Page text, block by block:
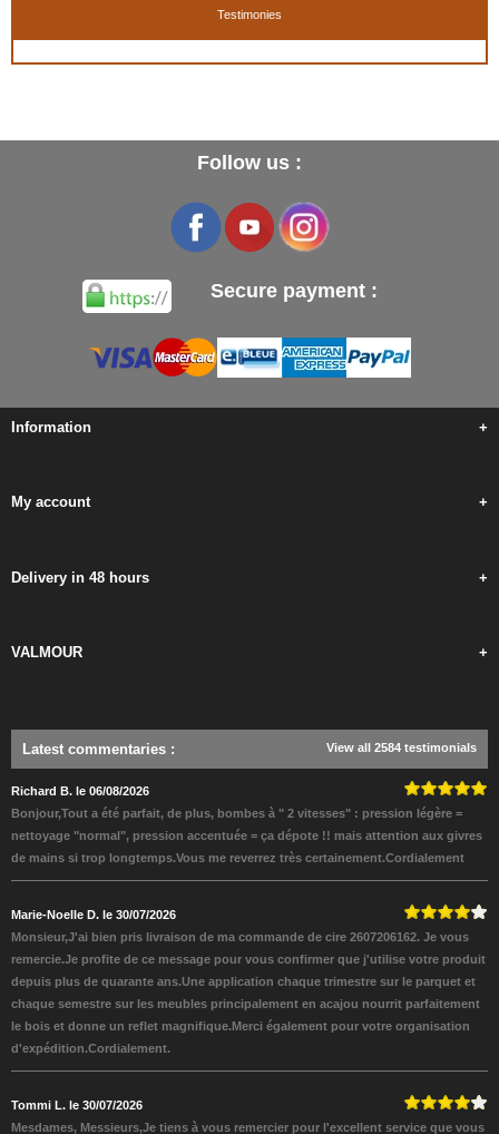
Testimonies
Follow us :
Secure payment :
Information +
My account +
Delivery in 48 hours +
VALMOUR +
Latest commentaries : View all 2584 testimonials
Richard B. le 06/08/2026
Bonjour,Tout a été parfait, de plus, bombes à " 2 vitesses" : pression légère =
nettoyage "normal", pression accentuée = ça dépote !! mais attention aux givres
de mains si trop longtemps.Vous me reverrez très certainement.Cordialement
Marie-Noelle D. le 30/07/2026
Monsieur,J'ai bien pris livraison de ma commande de cire 2607206162. Je vous
remercie.Je profite de ce message pour vous confirmer que j'utilise votre produit
depuis plus de quarante ans.Une application chaque trimestre sur le parquet et
chaque semestre sur les meubles principalement en acajou nourrit parfaitement
le bois et donne un reflet magnifique.Merci également pour votre organisation
d'expédition.Cordialement.
Tommi L. le 30/07/2026
Mesdames, Messieurs,Je tiens à vous remercier pour l'excellent service que vous